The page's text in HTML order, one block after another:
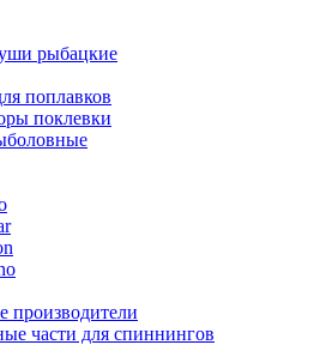
рыбацкие
поплавков
поклевки
производители
части для спиннингов